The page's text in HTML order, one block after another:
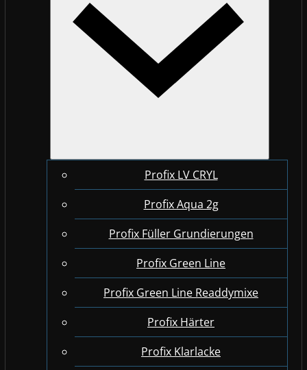
Profix LV CRYL
Profix Aqua 2g
Profix Füller Grundierungen
Profix Green Line
Profix Green Line Readdymixe
Profix Härter
Profix Klarlacke